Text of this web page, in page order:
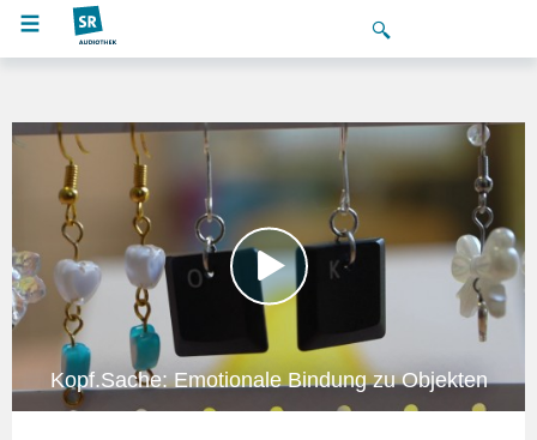
Kopf.Sache: Emotionale Bindung zu Objekten